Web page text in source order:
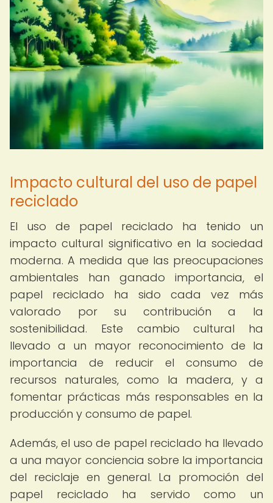
Impacto cultural del uso de papel
reciclado
El uso de papel reciclado ha tenido un
impacto cultural significativo en la sociedad
moderna. A medida que las preocupaciones
ambientales han ganado importancia, el
papel reciclado ha sido cada vez más
valorado por su contribución a la
sostenibilidad. Este cambio cultural ha
llevado a un mayor reconocimiento de la
importancia de reducir el consumo de
recursos naturales, como la madera, y a
fomentar prácticas más responsables en la
producción y consumo de papel.
Además, el uso de papel reciclado ha llevado
a una mayor conciencia sobre la importancia
del reciclaje en general. La promoción del
papel reciclado ha servido como un